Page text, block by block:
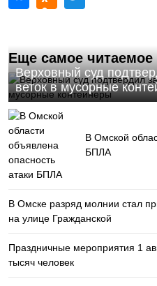
Еще самое читаемое
Верховный суд
веток в мусорные
В Омской
БПЛА
В Омске разряд молнии стал
на улице Гражданской
Праздничные мероприятия 1
тысяч человек